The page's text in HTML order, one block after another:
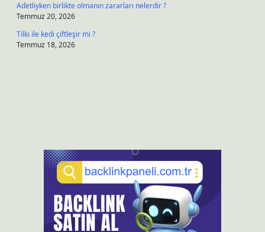
Adetliyken birlikte olmanın zararları nelerdir ?
Temmuz 20, 2026
Tilki ile kedi çiftleşir mi ?
Temmuz 18, 2026